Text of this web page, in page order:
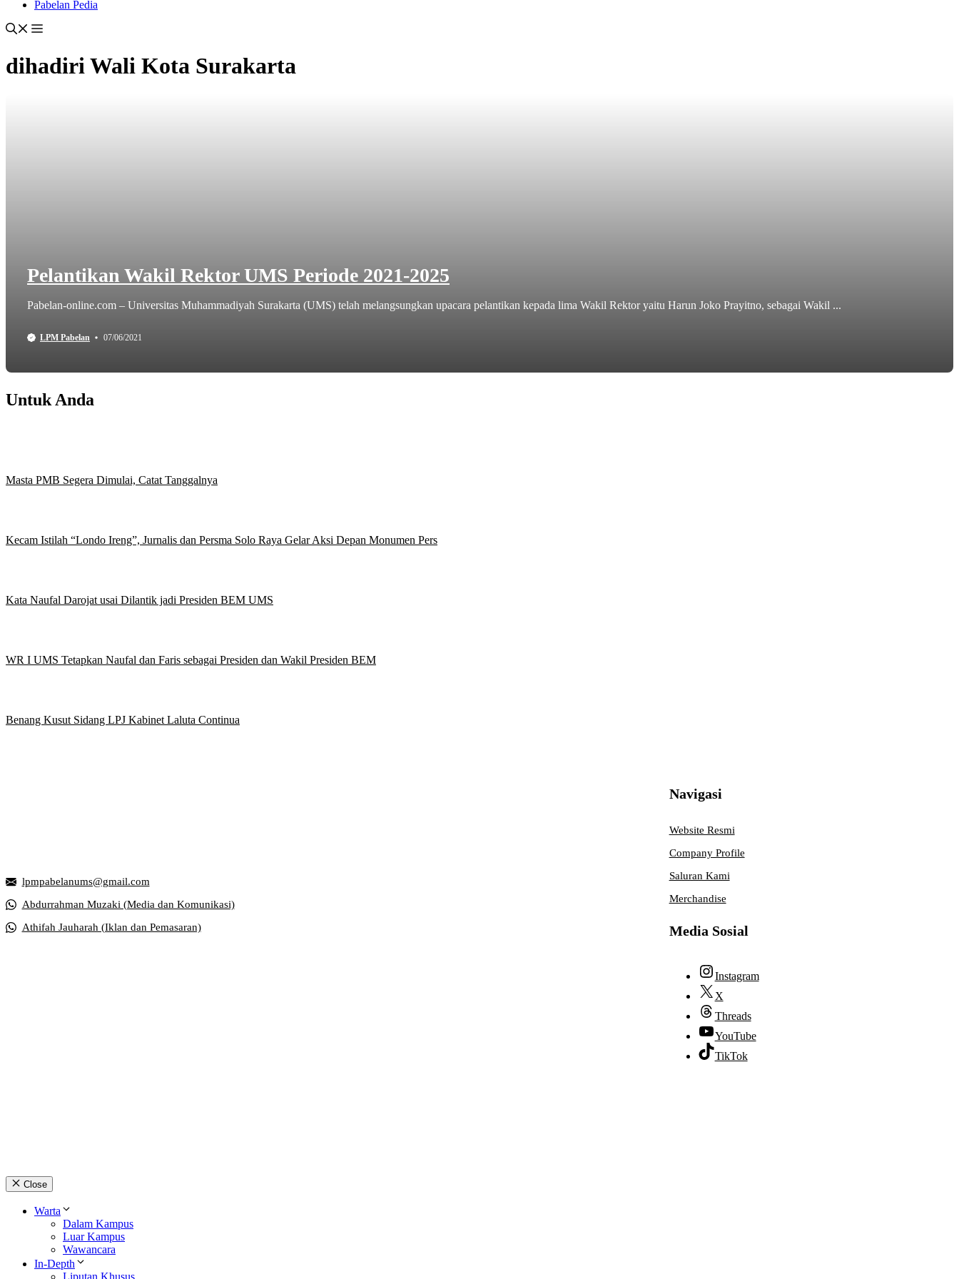
Pabelan Pedia
dihadiri Wali Kota Surakarta
Pelantikan Wakil Rektor UMS Periode 2021-2025
Pabelan-online.com – Universitas Muhammadiyah Surakarta (UMS) telah melangsungkan upacara pelantikan kepada lima Wakil Rektor yaitu Harun Joko Prayitno, sebagai Wakil ...
LPM Pabelan 07/06/2021
Untuk Anda
Masta PMB Segera Dimulai, Catat Tanggalnya
Kecam Istilah “Londo Ireng”, Jurnalis dan Persma Solo Raya Gelar Aksi Depan Monumen Pers
Kata Naufal Darojat usai Dilantik jadi Presiden BEM UMS
WR I UMS Tetapkan Naufal dan Faris sebagai Presiden dan Wakil Presiden BEM
Benang Kusut Sidang LPJ Kabinet Laluta Continua
lpmpabelanums@gmail.com
Abdurrahman Muzaki (Media dan Komunikasi)
Athifah Jauharah (Iklan dan Pemasaran)
Navigasi
Website Resmi
Company Profile
Saluran Kami
Merchandise
Media Sosial
Instagram
X
Threads
YouTube
TikTok
Close
Warta
Dalam Kampus
Luar Kampus
Wawancara
In-Depth